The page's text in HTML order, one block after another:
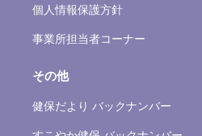
個人情報保護方針
事業所担当者コーナー
その他
健保だより バックナンバー